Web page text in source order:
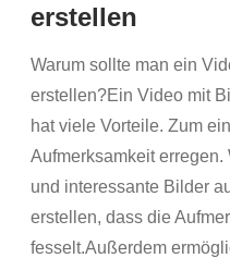
erstellen
Warum sollte man ein
erstellen?Ein Video mit
hat viele Vorteile. Zum
Aufmerksamkeit
und interessante Bilder
erstellen, dass die
fesselt.Außerdem